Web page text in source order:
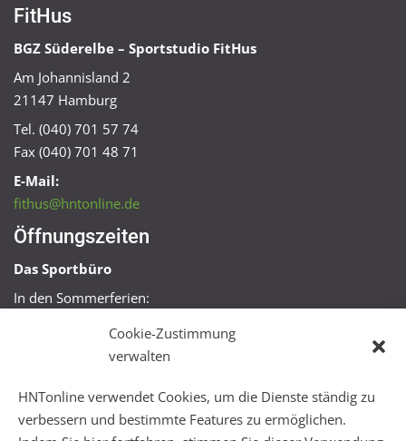
Cookie-Zustimmung
verwalten
HNTonline verwendet Cookies, um die Dienste ständig zu
verbessern und bestimmte Features zu ermöglichen.
FitHus
BGZ Süderelbe – Sportstudio FitHus
Am Johannisland 2
21147 Hamburg
Tel. (040) 701 57 74
Fax (040) 701 48 71
E-Mail:
fithus@hntonline.de
Öffnungszeiten
Das Sportbüro
In den Sommerferien:
Mo + Mi 16:00 – 18:00 Uhr
Mo – Fr 08:00 – 22:00 Uhr
Sa + So 10:00 – 18:00 Uhr